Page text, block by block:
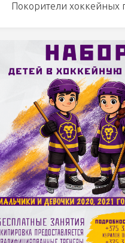
Покорители хоккейных